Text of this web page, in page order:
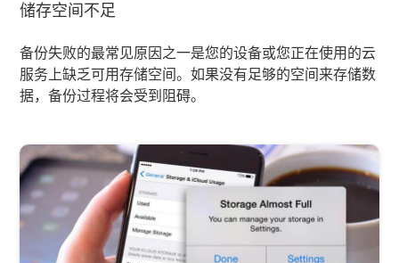
储存空间不足
备份失败的最常见原因之一是您的设备或您正在使用的云
服务上缺乏可用存储空间。如果没有足够的空间来存储数
据，备份过程将会受到阻碍。